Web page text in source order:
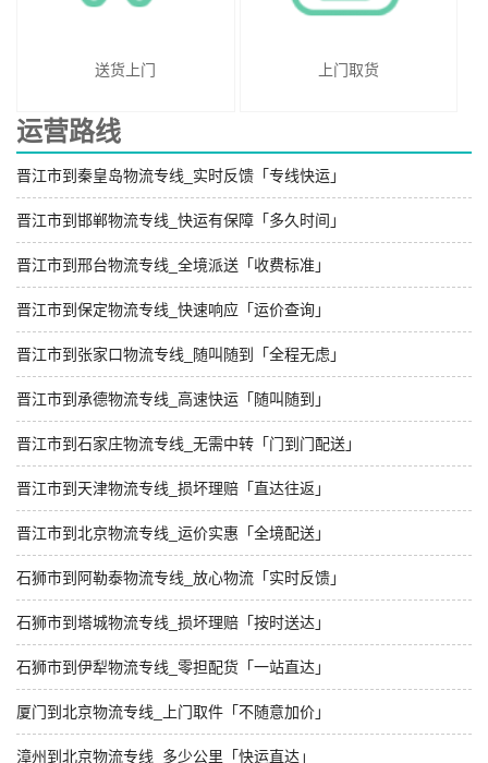
送货上门 上门取货
运营路线
晋江市到秦皇岛物流专线_实时反馈「专线快运」
晋江市到邯郸物流专线_快运有保障「多久时间」
晋江市到邢台物流专线_全境派送「收费标准」
晋江市到保定物流专线_快速响应「运价查询」
晋江市到张家口物流专线_随叫随到「全程无虑」
晋江市到承德物流专线_高速快运「随叫随到」
晋江市到石家庄物流专线_无需中转「门到门配送」
晋江市到天津物流专线_损坏理赔「直达往返」
晋江市到北京物流专线_运价实惠「全境配送」
石狮市到阿勒泰物流专线_放心物流「实时反馈」
石狮市到塔城物流专线_损坏理赔「按时送达」
石狮市到伊犁物流专线_零担配货「一站直达」
厦门到北京物流专线_上门取件「不随意加价」
漳州到北京物流专线_多少公里「快运直达」